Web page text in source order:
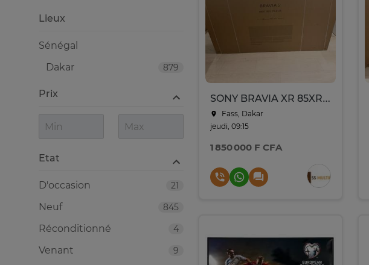
SONY BRAVIA XR 85XR50 – 85 pouces – 4K UHD – Neuve
Fass, Dakar
jeudi, 09:15
1 850 000 F CFA
Lieux
Sénégal
879
Dakar
Prix
Etat
21
D'occasion
845
Neuf
4
Réconditionné
9
Venant